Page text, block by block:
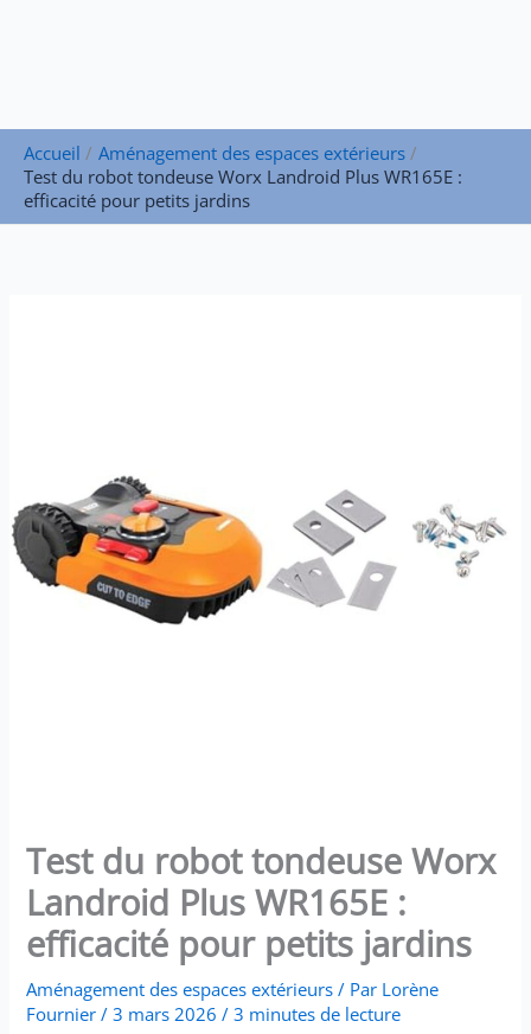
Accueil
Aménagement des espaces extérieurs
Test du robot tondeuse Worx Landroid Plus WR165E :
efficacité pour petits jardins
Test du robot tondeuse Worx
Landroid Plus WR165E :
efficacité pour petits jardins
Aménagement des espaces extérieurs / Par Lorène
Fournier/3 mars 2026/3 minutes de lecture